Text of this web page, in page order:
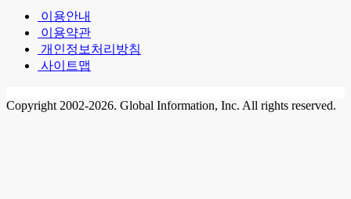
이용안내
이용약관
개인정보처리방침
사이트맵
Copyright 2002-2026. Global Information, Inc. All rights reserved.